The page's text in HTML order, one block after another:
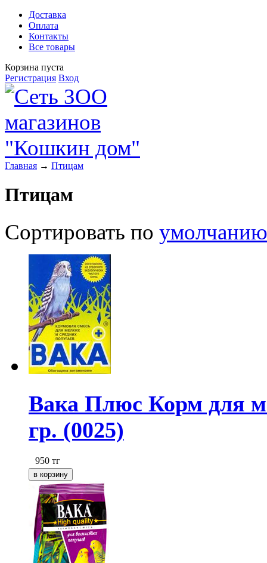
Доставка
Оплата
Контакты
Все товары
Корзина пуста
Регистрация Вход
Главная → Птицам
Птицам
Сортировать по умолчанию
Вака Плюс Корм для
гр. (0025)
950 тг